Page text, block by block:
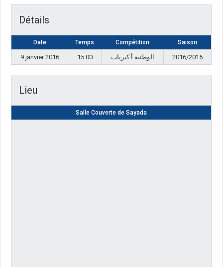
Détails
Date Temps Compétition Saison
9 janvier 2016 15:00 الوطنية أ كبريات 2016/2015
Lieu
Salle Couverte de Sayada